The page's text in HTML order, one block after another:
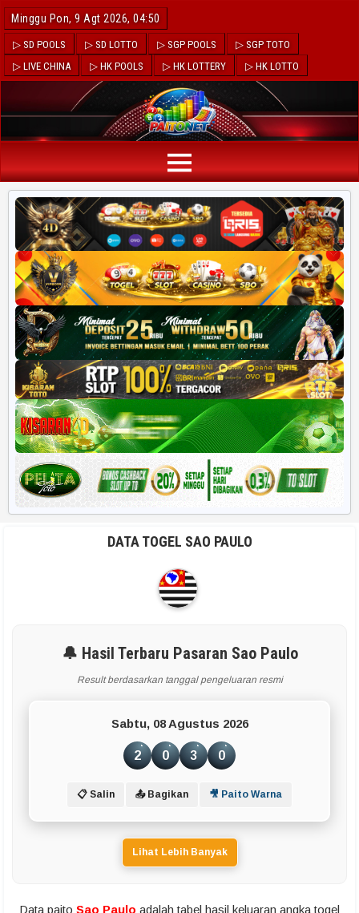
Minggu Pon, 9 Agt 2026, 04:50
▷ SD POOLS ▷ SD LOTTO ▷ SGP POOLS
▷ SGP TOTO
▷ LIVE CHINA
▷ HK POOLS ▷ HK LOTTERY ▷ HK LOTTO
DATA TOGEL SAO PAULO
🔔 Hasil Terbaru Pasaran Sao Paulo
Result berdasarkan tanggal pengeluaran resmi
Sabtu, 08 Agustus 2026
2 0 3 0
📋 Salin 📤 Bagikan 🎥 Paito Warna
Lihat Lebih Banyak
Data paito Sao Paulo adalah tabel hasil keluaran angka togel